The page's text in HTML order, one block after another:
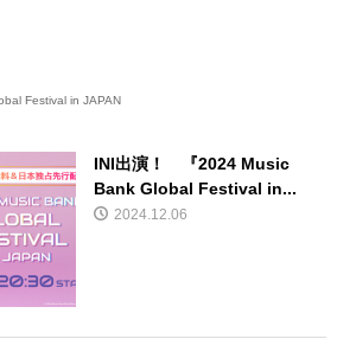
Festival in JAPAN
INI出演！ 『2024 Music
Bank Global Festival in...
2024.12.06